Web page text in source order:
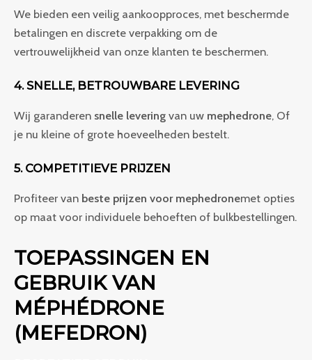
We bieden een veilig aankoopproces, met beschermde
betalingen en discrete verpakking om de
vertrouwelijkheid van onze klanten te beschermen.
4. SNELLE, BETROUWBARE LEVERING
Wij garanderen snelle levering van uw mephedrone, Of
je nu kleine of grote hoeveelheden bestelt.
5. COMPETITIEVE PRIJZEN
Profiteer van beste prijzen voor mephedronemet opties
op maat voor individuele behoeften of bulkbestellingen.
TOEPASSINGEN EN
GEBRUIK VAN
MÉPHÉDRONE
(MEFEDRON)